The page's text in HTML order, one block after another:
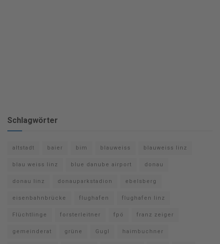
Schlagwörter
altstadt baier bim blauweiss blauweiss linz
blau weiss linz blue danube airport donau
donau linz donauparkstadion ebelsberg
eisenbahnbrücke flughafen flughafen linz
Flüchtlinge forsterleitner fpö franz zeiger
gemeinderat grüne Gugl haimbuchner